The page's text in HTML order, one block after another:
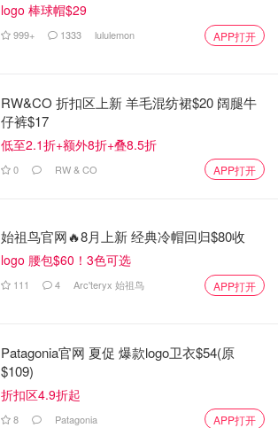
logo 棒球帽$29
999+ 1333 lululemon APP打开
RW&CO 折扣区上新 羊毛混纺裙$20 阔腿牛
仔裤$17
低至2.1折+额外8折+叠8.5折
0 RW & CO APP打开
始祖鸟官网🔥8月上新 经典冷帽回归$80收
logo 腰包$60！3色可选
111 4 Arc'teryx 始祖鸟 APP打开
Patagonia官网 夏促 爆款logo卫衣$54(原
$109)
折扣区4.9折起
8 Patagonia APP打开